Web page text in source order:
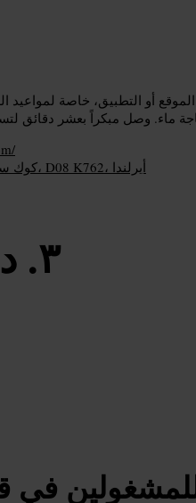
أو التطبيق، خاصة لمواعيد
32 كوك ستريت، ميرشنتس كوي، دبلن 8، D08 K762، أيرلندا
في